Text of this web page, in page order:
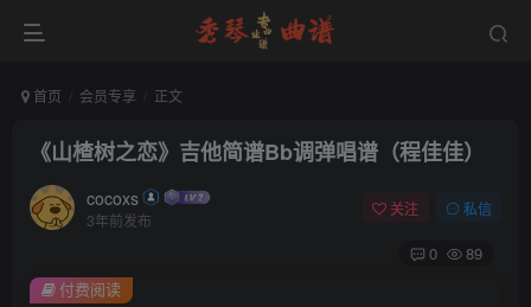
首页 会员专享 正文
《山楂树之恋》吉他简谱Bb调弹唱谱（程佳佳）
cocoxs
3年前发布
关注 私信
0 89
付费阅读